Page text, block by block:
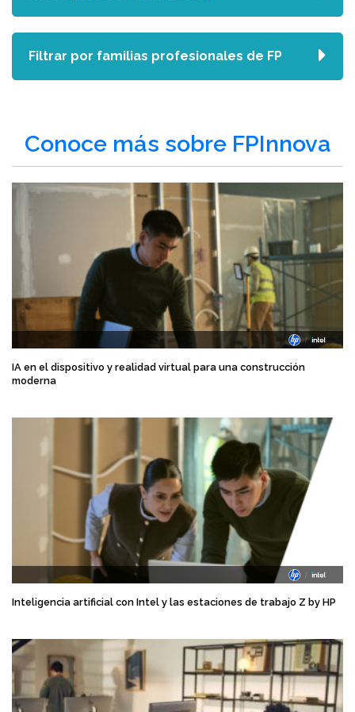
Conoce más sobre FPInnova
IA en el dispositivo y realidad virtual para una construcción
moderna
Inteligencia artificial con Intel y las estaciones de trabajo Z by HP
Filtrar por familias profesionales de FP